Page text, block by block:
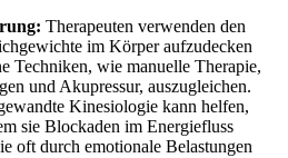
Therapeuten verwenden den
im Körper aufzudecken
Techniken, wie manuelle Therapie,
und Akupressur, auszugleichen.
Kinesiologie kann helfen,
sie Blockaden im Energiefluss
oft durch emotionale Belastungen